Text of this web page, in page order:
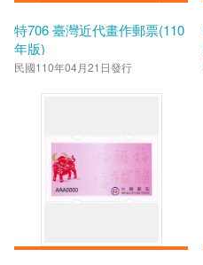
特706 臺灣近代畫作郵票(110
年版)
民國110年04月21日發行